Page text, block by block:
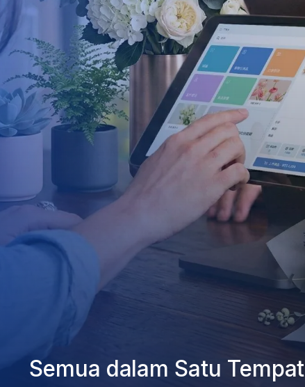
Semua dalam Satu Tempat